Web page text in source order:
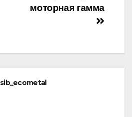
моторная гамма
sib_ecometal